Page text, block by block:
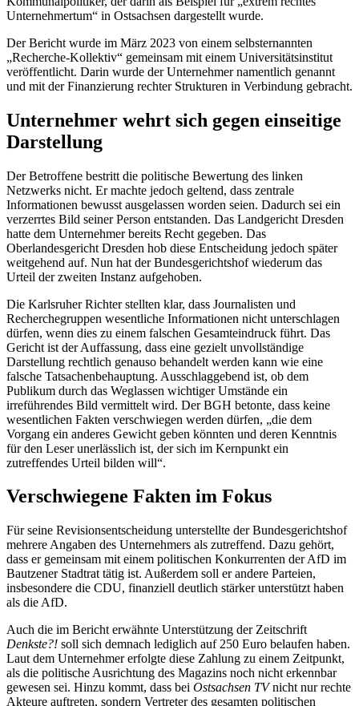
Unternehmertum“ in Ostsachsen dargestellt wurde.
Der Bericht wurde im März 2023 von einem selbsternannten
„Recherche-Kollektiv“ gemeinsam mit einem Universitätsinstitut
veröffentlicht. Darin wurde der Unternehmer namentlich genannt
und mit der Finanzierung rechter Strukturen in Verbindung gebracht.
Unternehmer wehrt sich gegen einseitige
Darstellung
Der Betroffene bestritt die politische Bewertung des linken
Netzwerks nicht. Er machte jedoch geltend, dass zentrale
Informationen bewusst ausgelassen worden seien. Dadurch sei ein
verzerrtes Bild seiner Person entstanden. Das Landgericht Dresden
hatte dem Unternehmer bereits Recht gegeben. Das
Oberlandesgericht Dresden hob diese Entscheidung jedoch später
weitgehend auf. Nun hat der Bundesgerichtshof wiederum das
Urteil der zweiten Instanz aufgehoben.
Die Karlsruher Richter stellten klar, dass Journalisten und
Recherchegruppen wesentliche Informationen nicht unterschlagen
dürfen, wenn dies zu einem falschen Gesamteindruck führt. Das
Gericht ist der Auffassung, dass eine gezielt unvollständige
Darstellung rechtlich genauso behandelt werden kann wie eine
falsche Tatsachenbehauptung. Ausschlaggebend ist, ob dem
Publikum durch das Weglassen wichtiger Umstände ein
irreführendes Bild vermittelt wird. Der BGH betonte, dass keine
wesentlichen Fakten verschwiegen werden dürfen, „die dem
Vorgang ein anderes Gewicht geben könnten und deren Kenntnis
für den Leser unerlässlich ist, der sich im Kernpunkt ein
zutreffendes Urteil bilden will“.
Verschwiegene Fakten im Fokus
Für seine Revisionsentscheidung unterstellte der Bundesgerichtshof
mehrere Angaben des Unternehmers als zutreffend. Dazu gehört,
dass er gemeinsam mit einem politischen Konkurrenten der AfD im
Bautzener Stadtrat tätig ist. Außerdem soll er andere Parteien,
insbesondere die CDU, finanziell deutlich stärker unterstützt haben
als die AfD.
Auch die im Bericht erwähnte Unterstützung der Zeitschrift
Denkste?! soll sich demnach lediglich auf 250 Euro belaufen haben.
Laut dem Unternehmer erfolgte diese Zahlung zu einem Zeitpunkt,
als die politische Ausrichtung des Magazins noch nicht erkennbar
gewesen sei. Hinzu kommt, dass bei Ostsachsen TVnicht nur rechte
Akteure auftreten, sondern Vertreter des gesamten politischen